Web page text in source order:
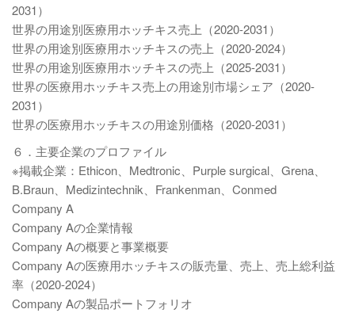
2031）
世界の用途別医療用ホッチキス売上（2020-2031）
世界の用途別医療用ホッチキスの売上（2020-2024）
世界の用途別医療用ホッチキスの売上（2025-2031）
世界の医療用ホッチキス売上の用途別市場シェア（2020-
2031）
世界の医療用ホッチキスの用途別価格（2020-2031）
６．主要企業のプロファイル
※掲載企業：Ethicon、Medtronic、Purple surgical、Grena、
B.Braun、Medizintechnik、Frankenman、Conmed
Company A
Company Aの企業情報
Company Aの概要と事業概要
Company Aの医療用ホッチキスの販売量、売上、売上総利益
率（2020-2024）
Company Aの製品ポートフォリオ